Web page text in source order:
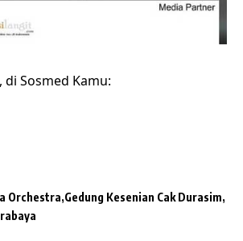
di Sosmed Kamu:
Orchestra Gedung Kesenian Cak Durasim